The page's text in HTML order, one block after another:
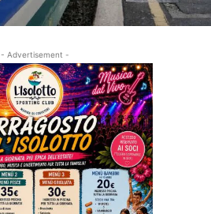
- Advertisement -